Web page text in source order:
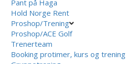
Pant på Haga
Hold Norge Rent
Proshop/Trening
Proshop/ACE Golf
Trenerteam
Booking protimer, kurs og trening